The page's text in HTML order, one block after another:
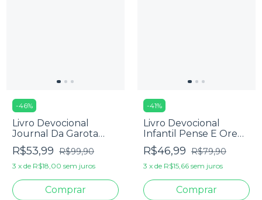
-46%
Livro Devocional
Journal Da Garota
Corajosa - Arlene Diniz,
Maria S. Araújo,
Queren Ane E Thaís
R$53,99 R$99,90
3 x de R$18,00 sem juros
-41%
Livro Devocional
Infantil Pense E Ore
Kids - Diego Menin
R$46,99 R$79,90
3 x de R$15,66 sem juros